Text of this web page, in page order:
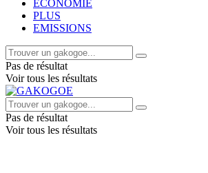
ECONOMIE
PLUS
EMISSIONS
Pas de résultat
Voir tous les résultats
Pas de résultat
Voir tous les résultats